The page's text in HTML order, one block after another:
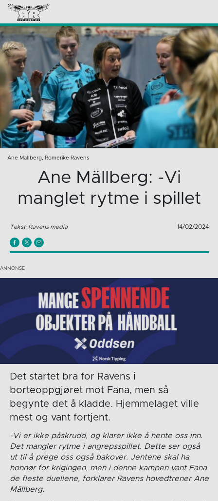
Ane Mällberg, Romerike Ravens
Ane Mällberg: -Vi
manglet rytme i spillet
Tekst: Ravens media 14/02/2024
Det startet bra for Ravens i
borteoppgjøret mot Fana, men så
begynte det å kladde. Hjemmelaget ville
mest og vant fortjent.
-Vi er ikke påskrudd, og klarer ikke å hente oss inn.
Det mangler rytme i angrepsspillet. Dette ser også
ut til å prege oss også bakover. Jentene skal ha
honnør for krigingen, men i denne kampen vant Fana
de fleste duellene, forklarer Ravens hovedtrener Ane
Mällberg.